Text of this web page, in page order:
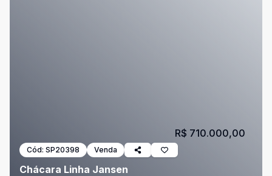
Cód: SP20398 Venda
Chácara Linha Jansen
R$ 710.000,00